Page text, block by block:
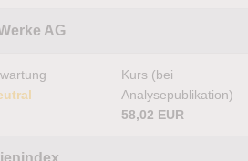
AG
Kurs (bei
Analysepublikation)
58,02 EUR